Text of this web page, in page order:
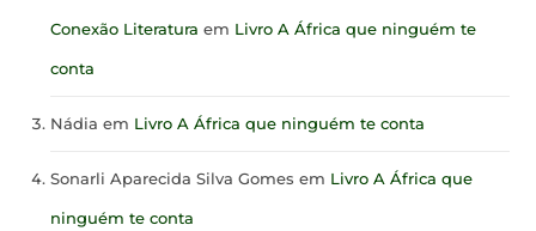
Conexão Literatura em Livro A África que ninguém te
conta
Nádia em Livro A África que ninguém te conta
Sonarli Aparecida Silva Gomes em Livro A África que
ninguém te conta